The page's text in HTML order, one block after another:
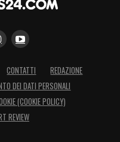
CONTATTI
REDAZIONE
DEI DATI PERSONALI
(COOKIE POLICY)
REVIEW